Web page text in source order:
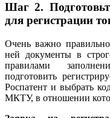
Шаг 2.
для регистрации
Очень важно
ней документы в
правилами
подготовить
Роспатент и выбрать
МКТУ, в отношении